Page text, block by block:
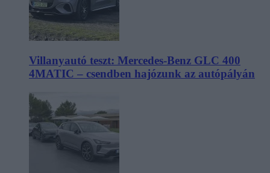
Villanyautó teszt: Mercedes-Benz GLC 400
4MATIC – csendben hajózunk az autópályán